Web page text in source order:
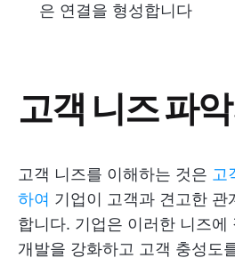
은 연결을 형성합니다
고객 니즈 파
고객 니즈를 이해하는 것은 고
하여 기업이 고객과 견고한 관
합니다. 기업은 이러한 니즈에
개발을 강화하고 고객 충성도